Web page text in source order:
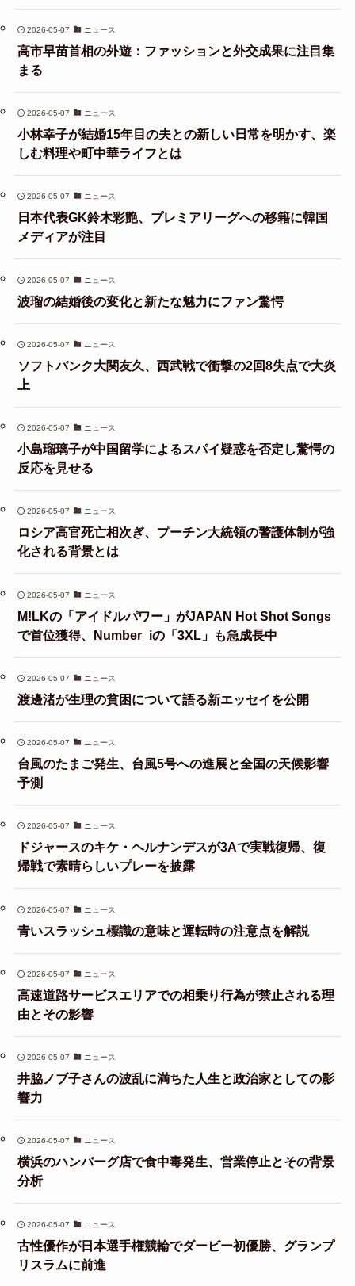
2026-05-07 ニュース
高市早苗首相の外遊：ファッションと外交成果に注目集
まる
2026-05-07 ニュース
小林幸子が結婚15年目の夫との新しい日常を明かす、楽
しむ料理や町中華ライフとは
2026-05-07 ニュース
日本代表GK鈴木彩艶、プレミアリーグへの移籍に韓国
メディアが注目
2026-05-07 ニュース
波瑠の結婚後の変化と新たな魅力にファン驚愕
2026-05-07 ニュース
ソフトバンク大関友久、西武戦で衝撃の2回8失点で大炎
上
2026-05-07 ニュース
小島瑠璃子が中国留学によるスパイ疑惑を否定し驚愕の
反応を見せる
2026-05-07 ニュース
ロシア高官死亡相次ぎ、プーチン大統領の警護体制が強
化される背景とは
2026-05-07 ニュース
M!LKの「アイドルパワー」がJAPAN Hot Shot Songs
で首位獲得、Number_iの「3XL」も急成長中
2026-05-07 ニュース
渡邊渚が生理の貧困について語る新エッセイを公開
2026-05-07 ニュース
台風のたまご発生、台風5号への進展と全国の天候影響
予測
2026-05-07 ニュース
ドジャースのキケ・ヘルナンデスが3Aで実戦復帰、復
帰戦で素晴らしいプレーを披露
2026-05-07 ニュース
青いスラッシュ標識の意味と運転時の注意点を解説
2026-05-07 ニュース
高速道路サービスエリアでの相乗り行為が禁止される理
由とその影響
2026-05-07 ニュース
井脇ノブ子さんの波乱に満ちた人生と政治家としての影
響力
2026-05-07 ニュース
横浜のハンバーグ店で食中毒発生、営業停止とその背景
分析
2026-05-07 ニュース
古性優作が日本選手権競輪でダービー初優勝、グランプ
リスラムに前進